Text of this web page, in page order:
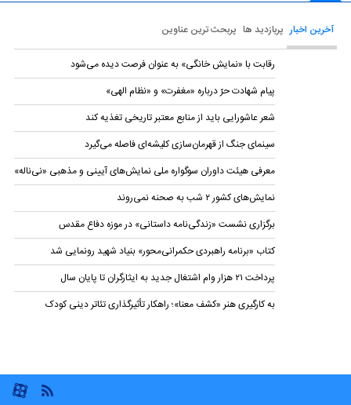
آخرین اخبار پربازدید ها پربحث ترین عناوین
رقابت با «نمایش خانگی» به عنوان فرصت دیده می‌شود
پیام شهادت حرّ درباره «مغفرت» و «نظام الهی»
شعر عاشورایی باید از منابع معتبر تاریخی تغذیه کند
سینمای جنگ از قهرمان‌سازی کلیشه‌ای فاصله می‌گیرد
معرفی هیئت داوران سوگواره ملی نمایش‌های آیینی و مذهبی «نی‌ناله»
نمایش‌های کشور ٢ شب به صحنه نمی‌روند
برگزاری نشست «زندگی‌نامه‌ داستانی» در موزه دفاع مقدس
کتاب «برنامه راهبردی حکمرانی‌محور» بنیاد شهید رونمایی شد
پرداخت ۲۱ هزار وام اشتغال جدید به ایثارگران تا پایان سال
به کارگیری هنر «کشف معنا»؛ راهکار تأثیرگذاری تئاتر دینی کودک